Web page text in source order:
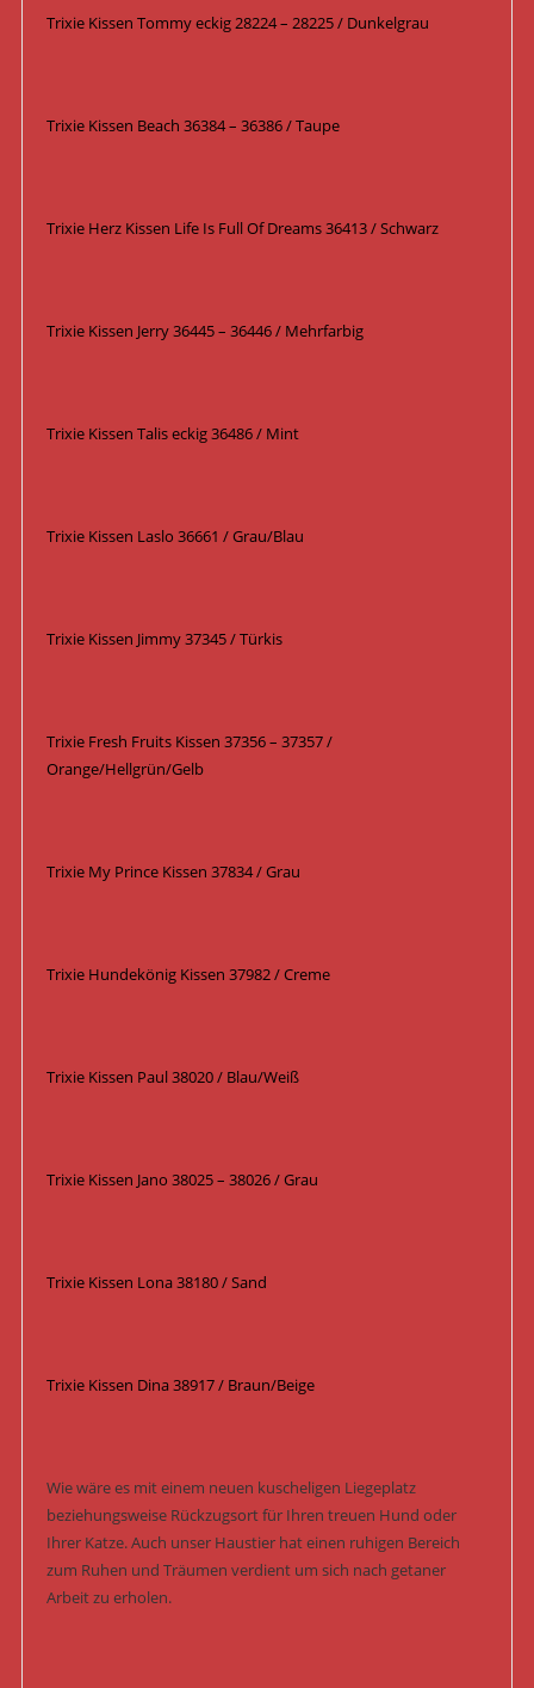
Trixie Kissen Tommy eckig 28224 – 28225 / Dunkelgrau
Trixie Kissen Beach 36384 – 36386 / Taupe
Trixie Herz Kissen Life Is Full Of Dreams 36413 / Schwarz
Trixie Kissen Jerry 36445 – 36446 / Mehrfarbig
Trixie Kissen Talis eckig 36486 / Mint
Trixie Kissen Laslo 36661 / Grau/Blau
Trixie Kissen Jimmy 37345 / Türkis
Trixie Fresh Fruits Kissen 37356 – 37357 /
Orange/Hellgrün/Gelb
Trixie My Prince Kissen 37834 / Grau
Trixie Hundekönig Kissen 37982 / Creme
Trixie Kissen Paul 38020 / Blau/Weiß
Trixie Kissen Jano 38025 – 38026 / Grau
Trixie Kissen Lona 38180 / Sand
Trixie Kissen Dina 38917 / Braun/Beige
Wie wäre es mit einem neuen kuscheligen Liegeplatz
beziehungsweise Rückzugsort für Ihren treuen Hund oder
Ihrer Katze. Auch unser Haustier hat einen ruhigen Bereich
zum Ruhen und Träumen verdient um sich nach getaner
Arbeit zu erholen.